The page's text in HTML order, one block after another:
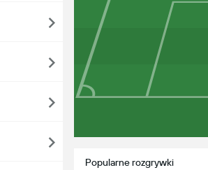
Popularne rozgrywki